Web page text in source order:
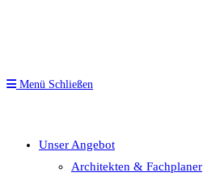
Menü Schließen
Unser Angebot
Architekten & Fachplaner